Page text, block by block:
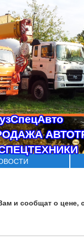
и сообщат о цене,